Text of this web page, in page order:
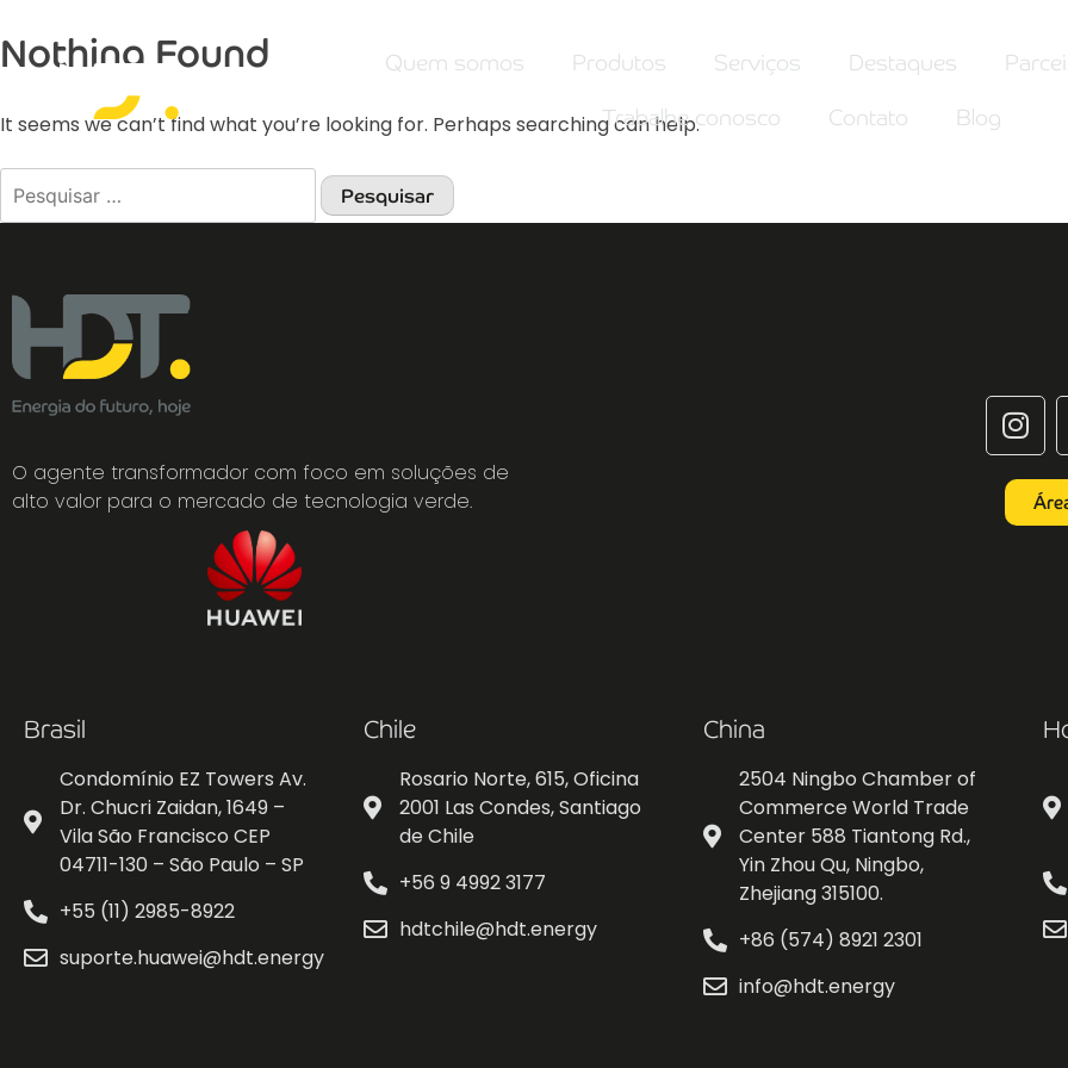
Quem somos Produtos Serviços Destaques
Trabalhe conosco
Contato Blog
Nothing Found
It seems we can’t find what you’re looking for. Perhaps searching can help.
O agente transformador com foco em soluções de
alto valor para o mercado de tecnologia verde.
Brasil
Condomínio EZ Towers Av.
Dr. Chucri Zaidan, 1649 –
Vila São Francisco CEP
04711-130 – São Paulo – SP
+55 (11) 2985-8922
suporte.huawei@hdt.energy
Chile
Rosario Norte, 615, Oficina
2001 Las Condes, Santiago
de Chile
+56 9 4992 3177
hdtchile@hdt.energy
China
2504 Ningbo Chamber of
Commerce World Trade
Center 588 Tiantong Rd.,
Yin Zhou Qu, Ningbo,
Zhejiang 315100.
+86 (574) 8921 2301
info@hdt.energy